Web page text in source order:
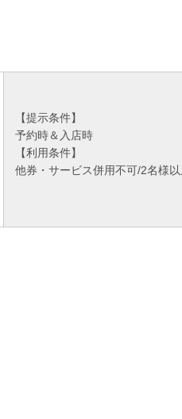
【提示条件】
予約時＆入店時
【利用条件】
他券・サービス併用不可/2名様